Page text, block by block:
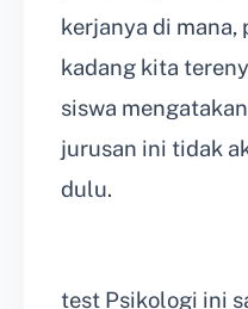
kerjanya di mana,
kadang kita
siswa
jurusan ini tidak
dulu.
test Psikologi ini